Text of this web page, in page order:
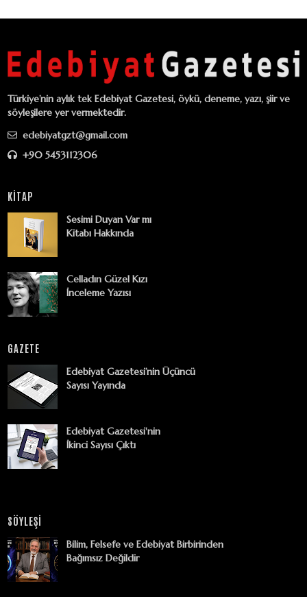
Türkiye’nin aylık tek Edebiyat Gazetesi, öykü, deneme, yazı, şiir ve
söyleşilere yer vermektedir.
edebiyatgzt@gmail.com
+90 5453112306
KİTAP
Sesimi Duyan Var mı
Kitabı Hakkında
Celladın Güzel Kızı
İnceleme Yazısı
GAZETE
Edebiyat Gazetesi’nin Üçüncü
Sayısı Yayında
Edebiyat Gazetesi'nin
İkinci Sayısı Çıktı
SÖYLEŞİ
Bilim, Felsefe ve Edebiyat Birbirinden
Bağımsız Değildir